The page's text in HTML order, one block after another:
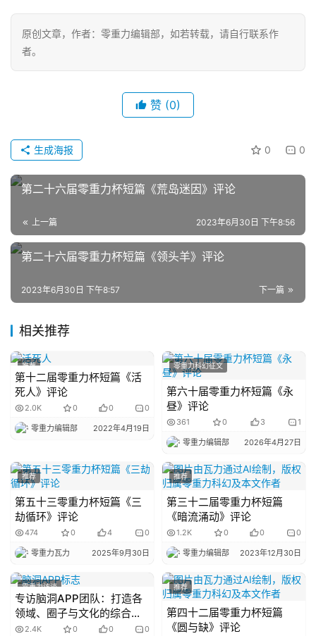
重
力
幻
稿
章
科
幻
资
主
科
幻
小
说
库
登录 注册
原创文章，作者：零重力编辑部，如若转载，请自行联系作
者。
赞 (0)
0 0
生成海报
第二十六届零重力杯短篇《荒岛迷因》评论
上一篇 2023年6月30日 下午8:56
第二十六届零重力杯短篇《领头羊》评论
下一篇
2023年6月30日 下午8:57
相关推荐
推荐
第十二届零重力杯短篇《活
死人》评论
2.0K 0 0 0
零重力编辑部 2022年4月19日
零重力科幻征文
第六十届零重力杯短篇《永
昼》评论
361 0 3 1
零重力编辑部 2026年4月27日
推荐
第五十三零重力杯短篇《三
劫循环》评论
474 0 4 0
零重力瓦力 2025年9月30日
推荐
第三十二届零重力杯短篇
《暗流涌动》评论
1.2K 0 0 0
零重力编辑部 2023年12月30日
零重力访谈
专访脑洞APP团队：打造各
领域、圈子与文化的综合创
作平台
2.4K 0 0 0
推荐
第四十二届零重力杯短篇
《圆与缺》评论